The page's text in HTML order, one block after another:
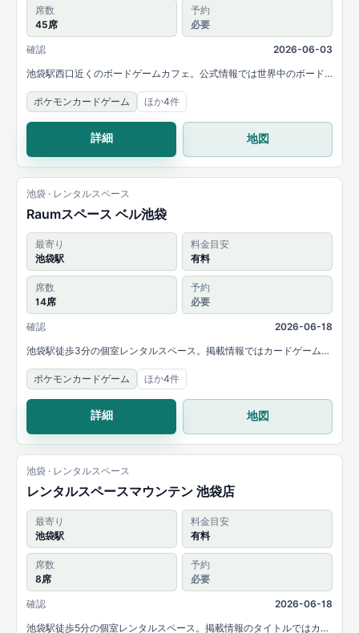
席数
45席
予約
必要
確認
2026-06-03
池袋駅西口近くのボードゲームカフェ。公式情報では世界中のボード
ゲーム・カードゲームを楽しめると案内され、最大45席と個室、予
約・貸切対応があります。
ポケモンカードゲーム ほか4件
詳細 地図
池袋 · レンタルスペース
Raumスペース ベル池袋
最寄り
池袋駅
料金目安
有料
席数
14席
予約
必要
確認
2026-06-18
池袋駅徒歩3分の個室レンタルスペース。掲載情報ではカードゲームや
ボードゲームが充実していると案内され、14名まで利用できます。
ポケモンカードゲーム
ほか4件
詳細 地図
池袋 · レンタルスペース
レンタルスペースマウンテン 池袋店
最寄り
池袋駅
料金目安
有料
席数
8席
予約
必要
確認
2026-06-18
池袋駅徒歩5分の個室レンタルスペース。掲載情報のタイトルではカー